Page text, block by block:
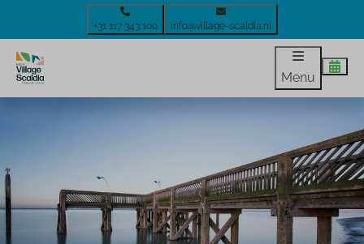
+31 117 343 100 info@village-scaldia.nl
Menu